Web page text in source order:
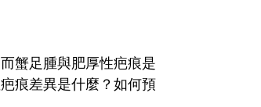
蟹足腫與肥厚性疤痕是
痕差異是什麼？如何預